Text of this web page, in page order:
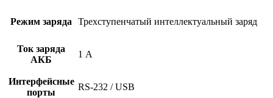
Режим заряда Трехступенчатый интеллектуальный заряд
Ток заряда
АКБ
1 А
Интерфейсные
порты
RS-232 / USB